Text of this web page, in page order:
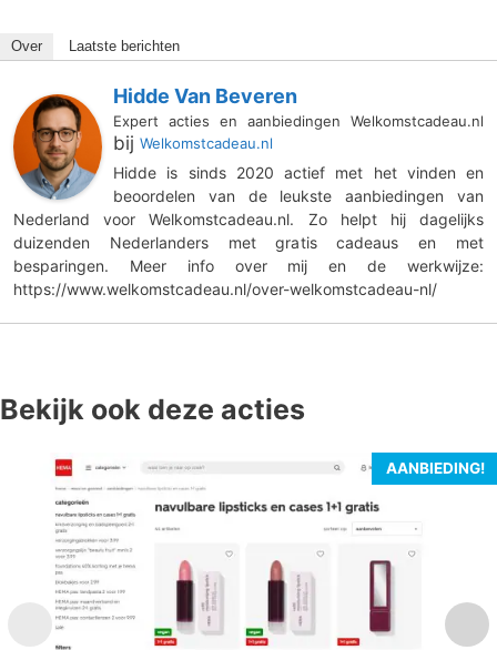
Over Laatste berichten
Hidde Van Beveren
Expert acties en aanbiedingen Welkomstcadeau.nl
bij Welkomstcadeau.nl
Hidde is sinds 2020 actief met het vinden en
beoordelen van de leukste aanbiedingen van
Nederland voor Welkomstcadeau.nl. Zo helpt hij dagelijks
duizenden Nederlanders met gratis cadeaus en met
besparingen. Meer info over mij en de werkwijze:
https://www.welkomstcadeau.nl/over-welkomstcadeau-nl/
Bekijk ook deze acties
AANBIEDING!